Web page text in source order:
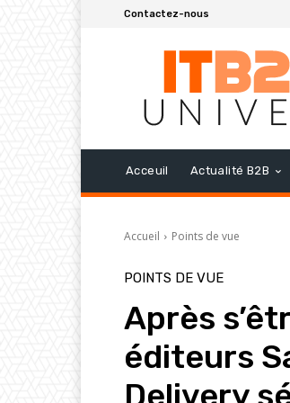
Contactez-nous
Acceuil Actualité B2B
Accueil Points de vue
POINTS DE VUE
Après
éditeurs